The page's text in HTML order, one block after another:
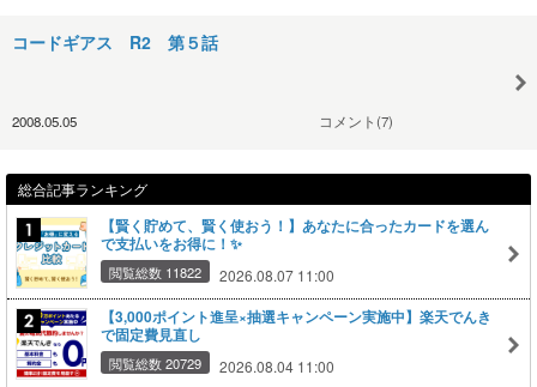
コードギアス R2 第５話
2008.05.05 コメント(7)
総合記事ランキング
【賢く貯めて、賢く使おう！】あなたに合ったカードを選ん
で支払いをお得に！✨
閲覧総数 11822 2026.08.07 11:00
【3,000ポイント進呈×抽選キャンペーン実施中】楽天でんき
で固定費見直し
閲覧総数 20729 2026.08.04 11:00